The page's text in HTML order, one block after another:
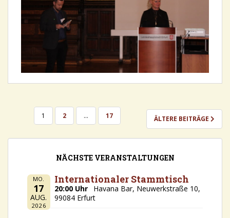
SEITENNUMMERIERUNG
BEITRÄGE
1 2 … 17 ÄLTERE BEITRÄGE
NÄCHSTE VERANSTALTUNGEN
MO.
17
AUG.
2026
Internationaler Stammtisch
20:00 Uhr
Havana Bar, Neuwerkstraße 10,
99084 Erfurt